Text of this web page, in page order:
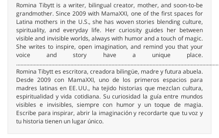
Romina Tibytt is a writer, bilingual creator, mother, and soon-to-be
grandmother. Since 2009 with MamaXXI, one of the first spaces for
Latina mothers in the U.S., she has woven stories blending culture,
spirituality, and everyday life. Her curiosity guides her between
visible and invisible worlds, always with humor and a touch of magic.
She writes to inspire, open imagination, and remind you that your
voice and story have a unique place.
Romina Tibytt es escritora, creadora bilingüe, madre y futura abuela.
Desde 2009 con MamaXXI, uno de los primeros espacios para
madres latinas en EE. UU., ha tejido historias que mezclan cultura,
espiritualidad y vida cotidiana. Su curiosidad la guía entre mundos
visibles e invisibles, siempre con humor y un toque de magia.
Escribe para inspirar, abrir la imaginación y recordarte que tu voz y
tu historia tienen un lugar único.